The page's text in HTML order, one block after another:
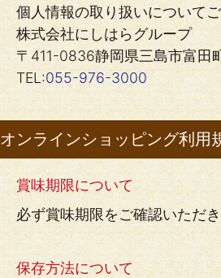
個人情報の取り扱いについて
株式会社にしはらグループ
〒411-0836静岡県三島市富田
TEL:055-976-3000
オンラインショッピング利用
賞味期限について
必ず賞味期限をご確認いただ
保存方法について